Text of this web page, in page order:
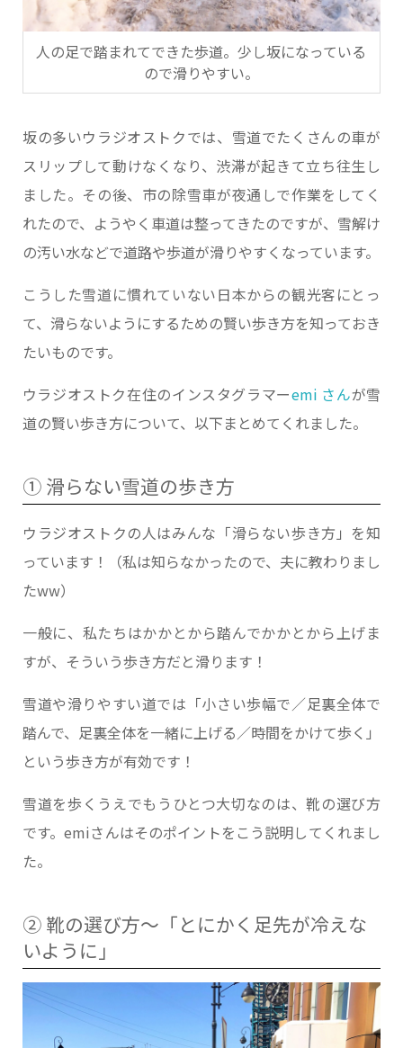
人の足で踏まれてできた歩道。少し坂になっている
ので滑りやすい。
坂の多いウラジオストクでは、雪道でたくさんの車が
スリップして動けなくなり、渋滞が起きて立ち往生し
ました。その後、市の除雪車が夜通しで作業をしてく
れたので、ようやく車道は整ってきたのですが、雪解け
の汚い水などで道路や歩道が滑りやすくなっています。
こうした雪道に慣れていない日本からの観光客にとっ
て、滑らないようにするための賢い歩き方を知っておき
たいものです。
ウラジオストク在住のインスタグラマーemi さんが雪
道の賢い歩き方について、以下まとめてくれました。
① 滑らない雪道の歩き方
ウラジオストクの人はみんな「滑らない歩き方」を知
っています！（私は知らなかったので、夫に教わりまし
たww）
一般に、私たちはかかとから踏んでかかとから上げま
すが、そういう歩き方だと滑ります！
雪道や滑りやすい道では「小さい歩幅で／足裏全体で
踏んで、足裏全体を一緒に上げる／時間をかけて歩く」
という歩き方が有効です！
雪道を歩くうえでもうひとつ大切なのは、靴の選び方
です。emiさんはそのポイントをこう説明してくれまし
た。
② 靴の選び方～「とにかく足先が冷えな
いように」